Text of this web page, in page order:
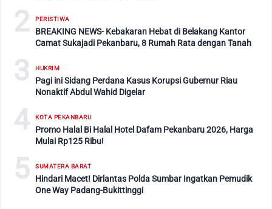
2 PERISTIWA
BREAKING NEWS- Kebakaran Hebat di Belakang Kantor
Camat Sukajadi Pekanbaru, 8 Rumah Rata dengan Tanah
3 HUKRIM
Pagi ini Sidang Perdana Kasus Korupsi Gubernur Riau
Nonaktif Abdul Wahid Digelar
4 KOTA PEKANBARU
Promo Halal Bi Halal Hotel Dafam Pekanbaru 2026, Harga
Mulai Rp125 Ribu!
5 SUMATERA BARAT
Hindari Macet! Dirlantas Polda Sumbar Ingatkan Pemudik
One Way Padang-Bukittinggi